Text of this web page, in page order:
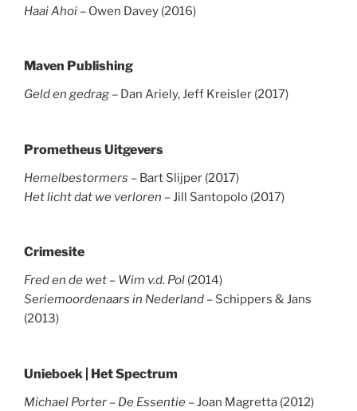
Haai Ahoi – Owen Davey (2016)
Maven Publishing
Geld en gedrag – Dan Ariely, Jeff Kreisler (2017)
Prometheus Uitgevers
Hemelbestormers – Bart Slijper (2017)
Het licht dat we verloren – Jill Santopolo (2017)
Crimesite
Fred en de wet – Wim v.d. Pol (2014)
Seriemoordenaars in Nederland – Schippers & Jans
(2013)
Unieboek | Het Spectrum
Michael Porter – De Essentie – Joan Magretta (2012)